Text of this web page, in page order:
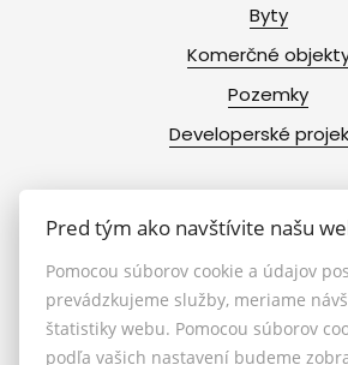
Byty
Komerčné
Pozemky
Developerské
Info
Makléri
Pred tým ako navštívite našu
Pomocou súborov cookie a údajov
prevádzkujeme služby, meriame
štatistiky webu. Pomocou súborov
podľa vašich nastavení budeme